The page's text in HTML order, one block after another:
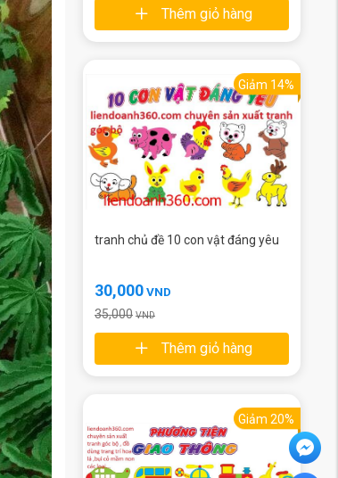
Thêm giỏ hàng
Giảm 14%
tranh chủ đề 10 con vật đáng yêu
30,000VND
35,000 VND
Thêm giỏ hàng
Giảm 20%